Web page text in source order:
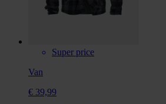
Super price
Van
€ 39,99